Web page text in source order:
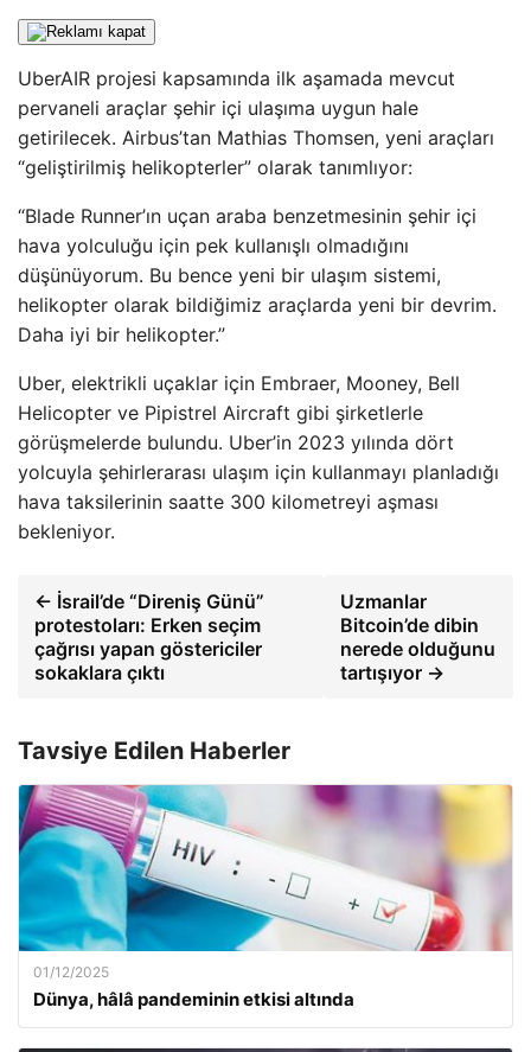
UberAIR projesi kapsamında ilk aşamada mevcut
pervaneli araçlar şehir içi ulaşıma uygun hale
getirilecek. Airbus’tan Mathias Thomsen, yeni araçları
“geliştirilmiş helikopterler” olarak tanımlıyor:
“Blade Runner’ın uçan araba benzetmesinin şehir içi
hava yolculuğu için pek kullanışlı olmadığını
düşünüyorum. Bu bence yeni bir ulaşım sistemi,
helikopter olarak bildiğimiz araçlarda yeni bir devrim.
Daha iyi bir helikopter.”
Uber, elektrikli uçaklar için Embraer, Mooney, Bell
Helicopter ve Pipistrel Aircraft gibi şirketlerle
görüşmelerde bulundu. Uber’in 2023 yılında dört
yolcuyla şehirlerarası ulaşım için kullanmayı planladığı
hava taksilerinin saatte 300 kilometreyi aşması
bekleniyor.
← İsrail’de “Direniş Günü”
protestoları: Erken seçim
çağrısı yapan göstericiler
sokaklara çıktı
Uzmanlar
Bitcoin’de dibin
nerede olduğunu
tartışıyor →
Tavsiye Edilen Haberler
01/12/2025
Dünya, hâlâ pandeminin etkisi altında